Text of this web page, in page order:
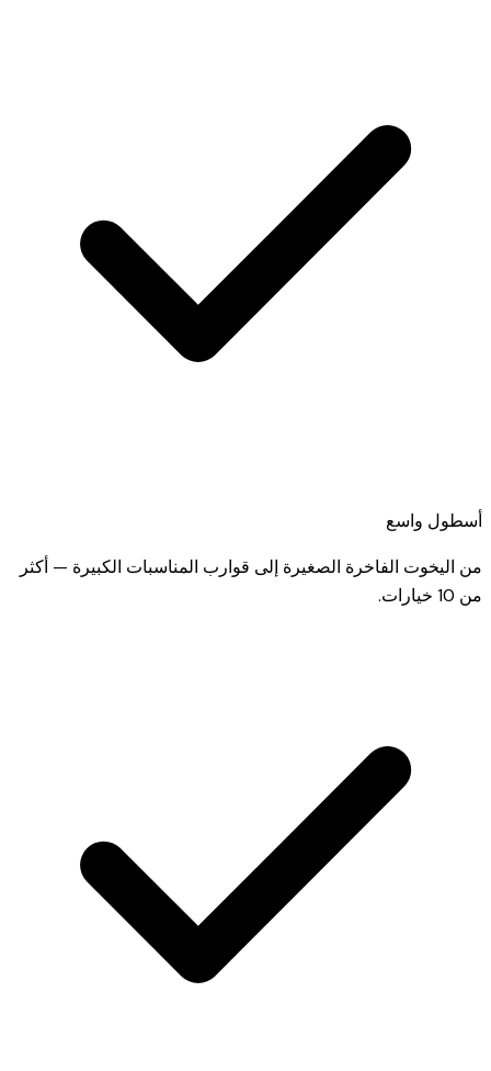
أسطول واسع
من اليخوت الفاخرة الصغيرة إلى قوارب المناسبات الكبيرة — أكثر
من 10 خيارات.